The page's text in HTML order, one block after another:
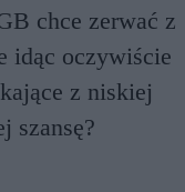
chce zerwać z
idąc oczywiście
z niskiej
szansę?